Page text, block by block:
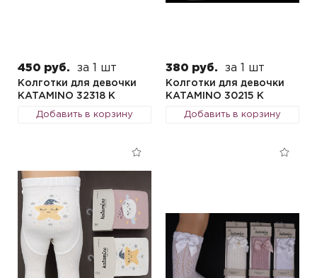
450 руб. за 1 шт
Колготки для девочки
KATAMINO 32318 K
Добавить в корзину
380 руб. за 1 шт
Колготки для девочки
KATAMINO 30215 K
Добавить в корзину